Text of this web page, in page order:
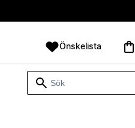
Önskelista